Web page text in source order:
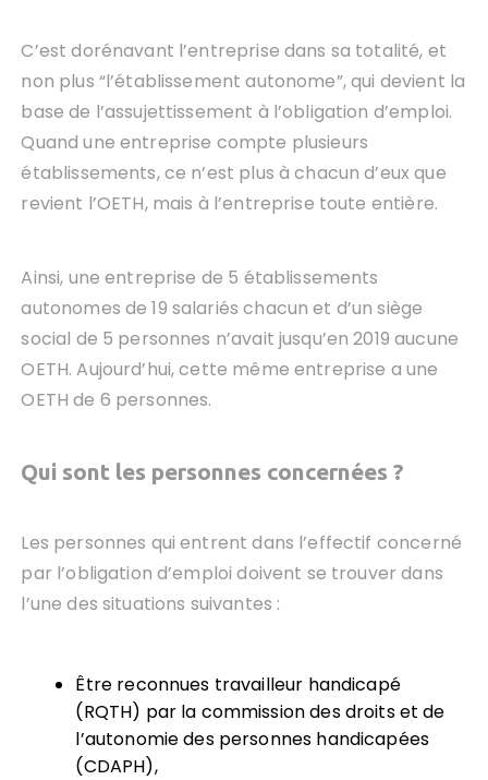
C’est dorénavant l’entreprise dans sa totalité, et
non plus “l’établissement autonome”, qui devient la
base de l’assujettissement à l’obligation d’emploi.
Quand une entreprise compte plusieurs
établissements, ce n’est plus à chacun d’eux que
revient l’OETH, mais à l’entreprise toute entière.
Ainsi, une entreprise de 5 établissements
autonomes de 19 salariés chacun et d’un siège
social de 5 personnes n’avait jusqu’en 2019 aucune
OETH. Aujourd’hui, cette même entreprise a une
OETH de 6 personnes.
Qui sont les personnes concernées ?
Les personnes qui entrent dans l’effectif concerné
par l’obligation d’emploi doivent se trouver dans
l’une des situations suivantes :
Être reconnues travailleur handicapé
(RQTH) par la commission des droits et de
l’autonomie des personnes handicapées
(CDAPH),